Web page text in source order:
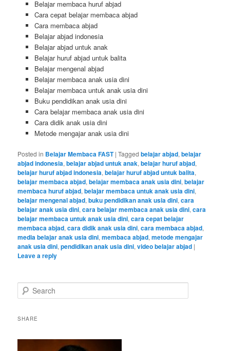
Belajar membaca huruf abjad
Cara cepat belajar membaca abjad
Cara membaca abjad
Belajar abjad indonesia
Belajar abjad untuk anak
Belajar huruf abjad untuk balita
Belajar mengenal abjad
Belajar membaca anak usia dini
Belajar membaca untuk anak usia dini
Buku pendidikan anak usia dini
Cara belajar membaca anak usia dini
Cara didik anak usia dini
Metode mengajar anak usia dini
Posted in Belajar Membaca FAST |Tagged belajar abjad,belajar
abjad indonesia,belajar abjad untuk anak,belajar huruf abjad,
belajar huruf abjad indonesia,belajar huruf abjad untuk balita,
belajar membaca abjad,belajar membaca anak usia dini,belajar
membaca huruf abjad,belajar membaca untuk anak usia dini,
belajar mengenal abjad,buku pendidikan anak usia dini,cara
belajar anak usia dini,cara belajar membaca anak usia dini,cara
belajar membaca untuk anak usia dini,cara cepat belajar
membaca abjad,cara didik anak usia dini,cara membaca abjad,
media belajar anak usia dini,membaca abjad,metode mengajar
anak usia dini,pendidikan anak usia dini,video belajar abjad |
Leave a reply
e
rSHARE